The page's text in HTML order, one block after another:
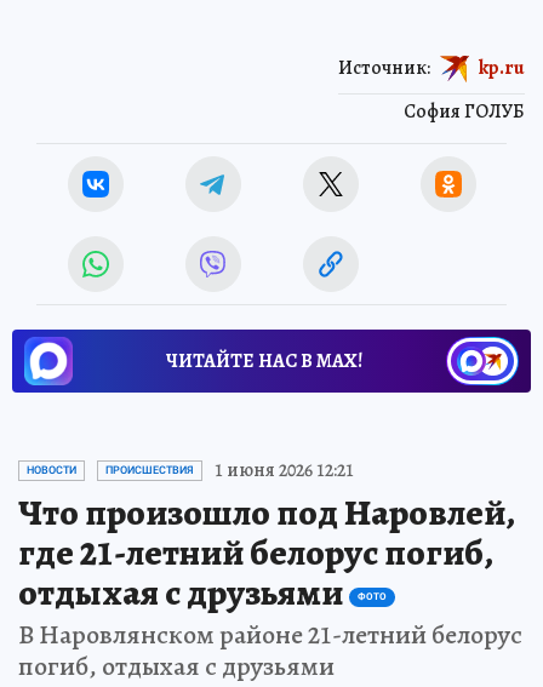
София ГОЛУБ
Источник: kp.ru
ЧИТАЙТЕ НАС В МАХ!
НОВОСТИ ПРОИСШЕСТВИЯ 1 июня 2026 12:21
Что произошло под Наровлей,
где 21-летний белорус погиб,
отдыхая с друзьями
ФОТО
В Наровлянском районе 21-летний белорус
погиб, отдыхая с друзьями